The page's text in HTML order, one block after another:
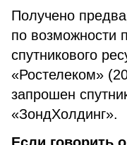
Получено
по возможности
спутникового
«Ростелеком»
запрошен
«ЗондХолдинг».